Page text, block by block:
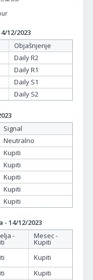
12/2023
Objašnjenje
Daily R2
Daily R1
Daily S1
Daily S2
Signal
Neutralno
Kupiti
Kupiti
Kupiti
Kupiti
Kupiti
- 14/12/2023
- Mesec -
Kupiti
Kupiti
Kupiti